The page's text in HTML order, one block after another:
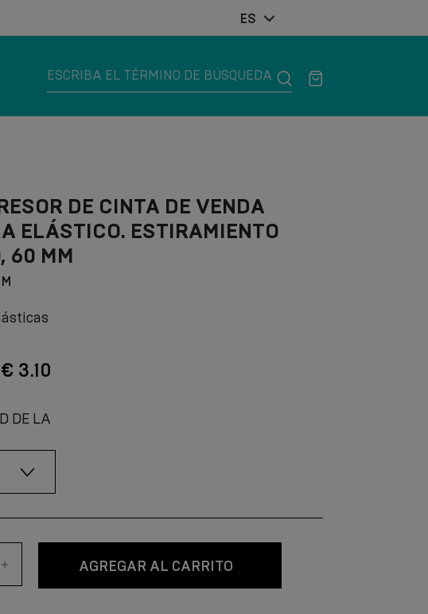
ES
DE CINTA DE VENDA
ELÁSTICO. ESTIRAMIENTO
60 MM
3.10
DE LA
+ AGREGAR AL CARRITO